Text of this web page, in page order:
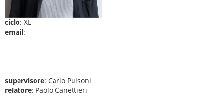
ciclo: XL
email:
supervisore: Carlo Pulsoni
relatore: Paolo Canettieri